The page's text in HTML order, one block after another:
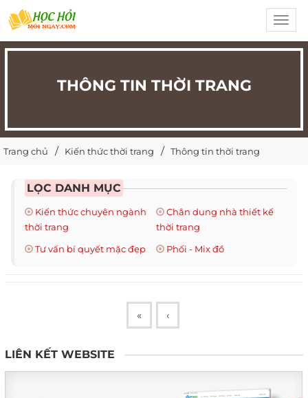
THÔNG TIN THỜI TRANG
Trang chủ Kiến thức thời trang Thông tin thời trang
LỌC DANH MỤC
Kiến thức chuyên ngành
thời trang
Chân dung nhà thiết kế
thời trang
Tư vấn bí quyết mặc đẹp
Phối - Mix đồ
« ‹
LIÊN KẾT WEBSITE